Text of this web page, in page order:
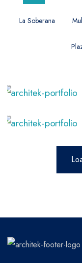
La Soberana